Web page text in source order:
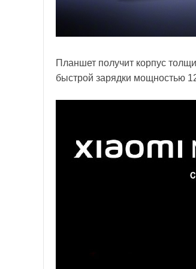
Планшет получит корпус
быстрой зарядки мощностью